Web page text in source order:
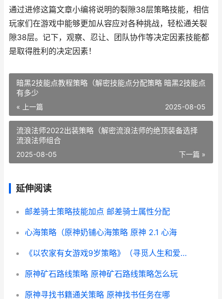
通过进修这篇文章小编将说明的裂隙38层策略技能，相信
玩家们在游戏中能够更加从容应对各种挑战，轻松通关裂
隙38层。记下，观察、忍让、团队协作等决定因素技能都
是取得胜利的决定因素！
暗黑2技能点教程策略（解密技能点分配策略 暗黑2技能点
有多少
« 上一篇 2025-08-05
流浪法师2022出装策略（解密流浪法师的绝顶装备选择
流浪法师组合
下一篇 »
2025-08-05
延伸阅读
邮差骑士策略技能加点 邮差骑士属性分配
心海策略（原神奶铺心海策略 原神 2.1 心海
《以农家有女游戏9岁策略》（寻觅人生和爱情的奇妙冒险 农家有女来种田
原神矿石路线策略 原神矿石路线策略怎么玩
原神寻找书籍通关策略 原神找书任务在哪